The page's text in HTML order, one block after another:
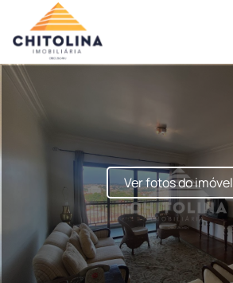
Ver fotos do imóvel